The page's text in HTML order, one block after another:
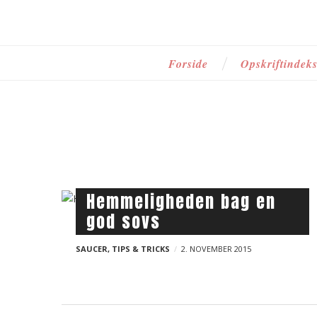
n
a
v
i
t
Forside Opskriftindeks
B
Hemmeligheden bag en
god sovs
SAUCER, TIPS & TRICKS 2. NOVEMBER 2015